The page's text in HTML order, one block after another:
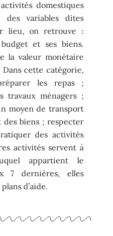
domestiques
des variables dites
lieu, on retrouve :
et ses biens.
la valeur monétaire
cette catégorie,
les repas ;
travaux ménagers ;
moyen de transport
biens ; respecter
des activités
activités servent à
appartient le
7 dernières, elles
d’aide.